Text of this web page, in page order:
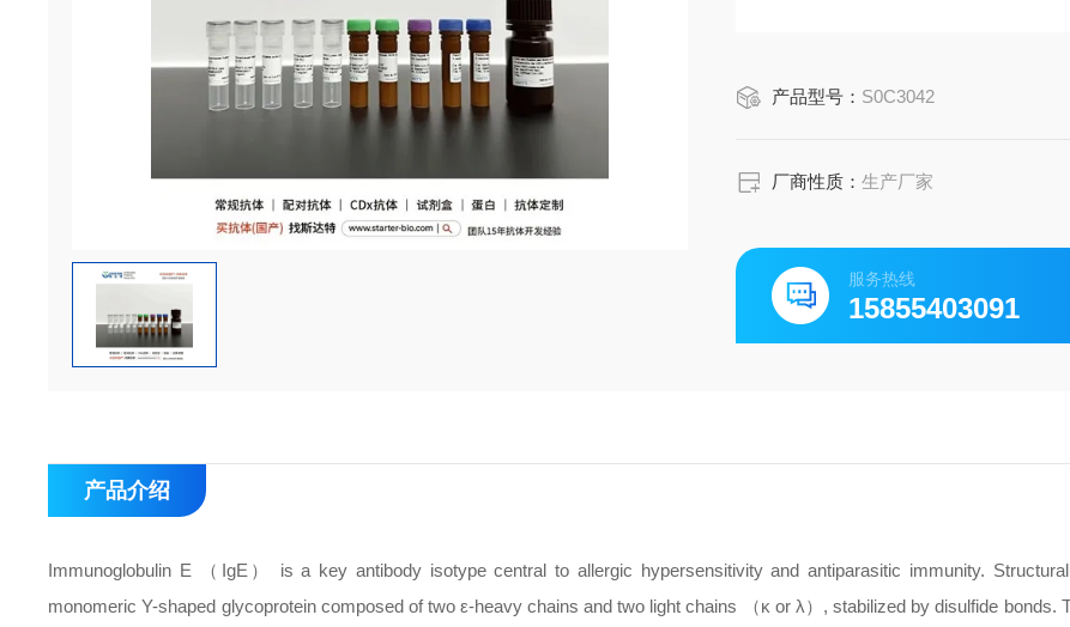
产品型号： S0C3042
厂商性质：生产厂家
服务热线
15855403091
产品介绍
Immunoglobulin E （IgE） is a key antibody isotype central to allergic hypersensitivity and antiparasitic immunity.
monomeric Y-shaped glycoprotein composed of two ε-heavy chains and two light chains （κ or λ）, stabilized by disulfide bonds.